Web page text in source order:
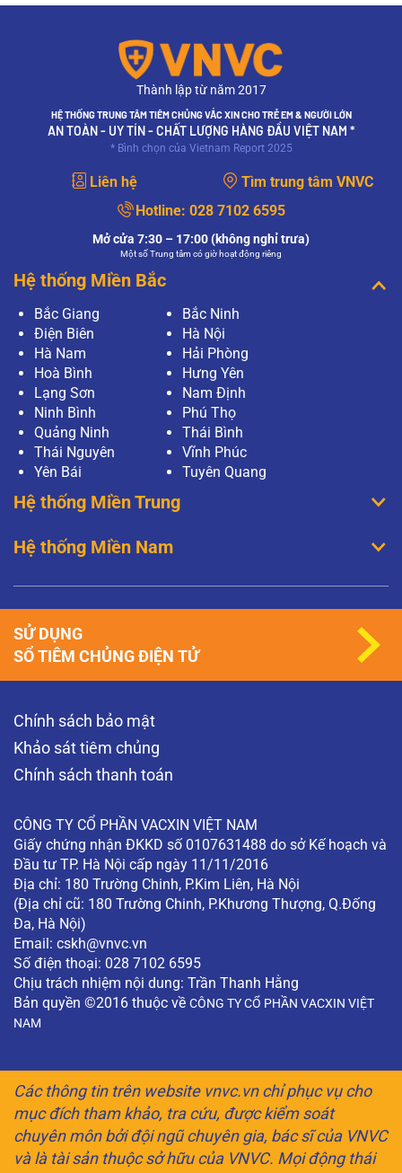
Thành lập từ năm 2017
HỆ THỐNG TRUNG TÂM TIÊM CHỦNG VẮC XIN CHO TRẺ EM & NGƯỜI LỚN
AN TOÀN - UY TÍN - CHẤT LƯỢNG HÀNG ĐẦU VIỆT NAM *
* Bình chọn của Vietnam Report 2025
Liên hệ
Tìm trung tâm VNVC
Hotline: 028 7102 6595
Mở cửa 7:30 – 17:00 (không nghỉ trưa)
Một số Trung tâm có giờ hoạt động riêng
Hệ thống Miền Bắc
Bắc Giang
Bắc Ninh
Điện Biên
Hà Nội
Hà Nam
Hải Phòng
Hoà Bình
Hưng Yên
Lạng Sơn
Nam Định
Ninh Bình
Phú Thọ
Quảng Ninh
Thái Bình
Thái Nguyên
Vĩnh Phúc
Yên Bái
Tuyên Quang
Hệ thống Miền Trung
Hệ thống Miền Nam
Chính sách bảo mật
Khảo sát tiêm chủng
Chính sách thanh toán
CÔNG TY CỔ PHẦN VACXIN VIỆT NAM
Giấy chứng nhận ĐKKD số 0107631488 do sở Kế hoạch và
Đầu tư TP. Hà Nội cấp ngày 11/11/2016
Địa chỉ: 180 Trường Chinh, P.Kim Liên, Hà Nội
(Địa chỉ cũ: 180 Trường Chinh, P.Khương Thượng, Q.Đống
Đa, Hà Nội)
Email: cskh@vnvc.vn
Số điện thoại: 028 7102 6595
Chịu trách nhiệm nội dung: Trần Thanh Hằng
Bản quyền ©2016 thuộc về CÔNG TY CỔ PHẦN VACXIN VIỆT
NAM
SỬ DỤNG
SỔ TIÊM CHỦNG ĐIỆN TỬ
Các thông tin trên website vnvc.vn chỉ phục vụ cho
mục đích tham khảo, tra cứu, được kiểm soát
chuyên môn bởi đội ngũ chuyên gia, bác sĩ của VNVC
và là tài sản thuộc sở hữu của VNVC. Mọi động thái